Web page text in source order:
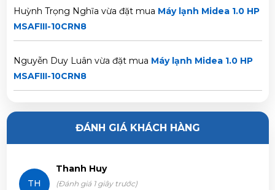
Huỳnh Trọng Nghĩa vừa đặt mua Máy lạnh Midea 1.0 HP
MSAFIII-10CRN8
Nguyễn Duy Luân vừa đặt mua Máy lạnh Midea 1.0 HP
MSAFIII-10CRN8
Nguyễn Văn Sang vừa đặt muaMáy lạnh Midea 1.0 HP
MSAFIII-10CRN8
MSAFIII-10CRN8
ĐÁNH GIÁ KHÁCH HÀNG
TH
Thanh Huy
(Đánh giá 1 giây trước)